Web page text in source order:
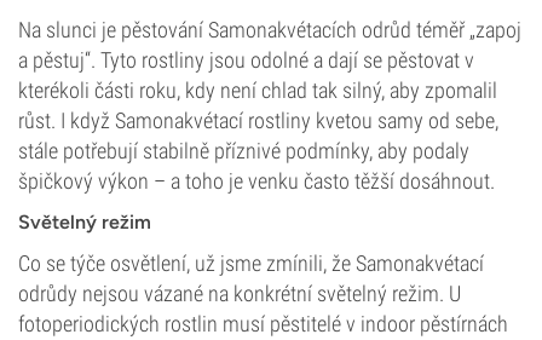
Na slunci je pěstování Samonakvétacích odrůd téměř „zapoj
a pěstuj“. Tyto rostliny jsou odolné a dají se pěstovat v
kterékoli části roku, kdy není chlad tak silný, aby zpomalil
růst. I když Samonakvétací rostliny kvetou samy od sebe,
stále potřebují stabilně příznivé podmínky, aby podaly
špičkový výkon – a toho je venku často těžší dosáhnout.
Světelný režim
Co se týče osvětlení, už jsme zmínili, že Samonakvétací
odrůdy nejsou vázané na konkrétní světelný režim. U
fotoperiodických rostlin musí pěstitelé v indoor pěstírnách